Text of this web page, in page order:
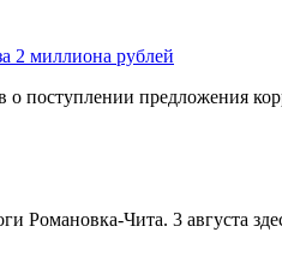
2 миллиона рублей
поступлении предложения
Романовка-Чита. 3 августа